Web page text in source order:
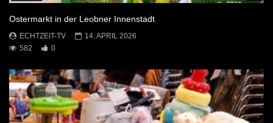
Ostermarkt in der Leobner Innenstadt
ECHTZEIT-TV
14. APRIL 2026
582
0